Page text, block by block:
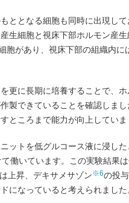
ととなる細胞も同時に出現し
生細胞と視床下部ホルモン産
胞があり、視床下部の組織内に
更に長期に培養することで、
製できていることを確認しま
ところまで能力が向上していま
ットを低グルコース液に浸し
働いています。この実験結果
上昇、デキサメサゾン※6の投
になっていると考えられました